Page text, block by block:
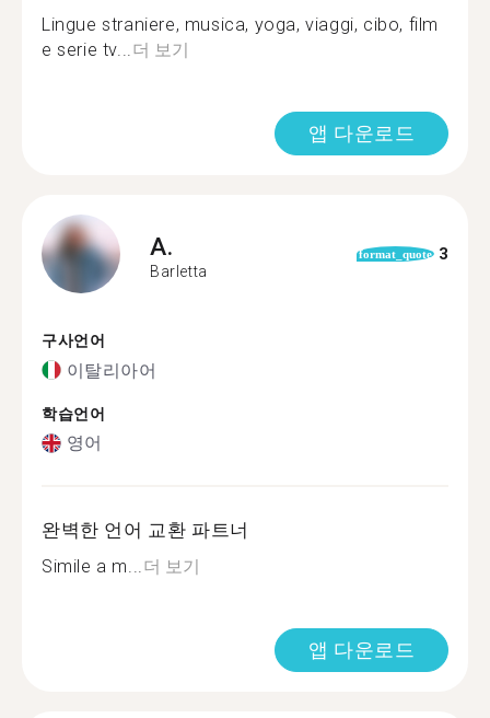
Lingue straniere, musica, yoga, viaggi, cibo, film
e serie tv...더 보기
앱 다운로드
A.
Barletta
format_quote 3
구사언어
이탈리아어
학습언어
영어
완벽한 언어 교환 파트너
Simile a m...더 보기
앱 다운로드